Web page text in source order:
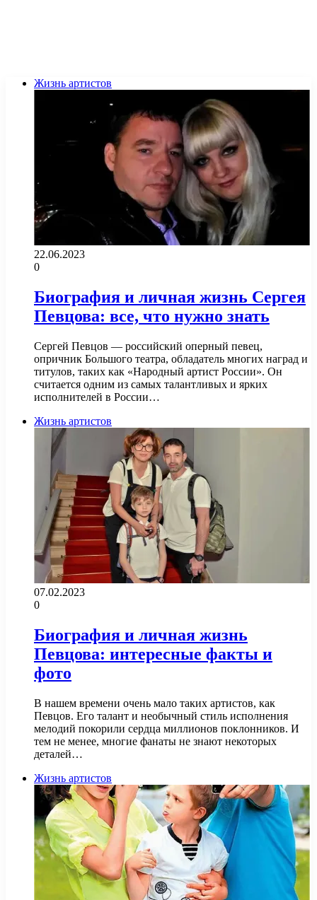
Жизнь артистов
22.06.2023
0
Биография и личная жизнь Сергея
Певцова: все, что нужно знать
Сергей Певцов — российский оперный певец,
опричник Большого театра, обладатель многих наград и
титулов, таких как «Народный артист России». Он
считается одним из самых талантливых и ярких
исполнителей в России…
Жизнь артистов
07.02.2023
0
Биография и личная жизнь
Певцова: интересные факты и
фото
В нашем времени очень мало таких артистов, как
Певцов. Его талант и необычный стиль исполнения
мелодий покорили сердца миллионов поклонников. И
тем не менее, многие фанаты не знают некоторых
деталей…
Жизнь артистов